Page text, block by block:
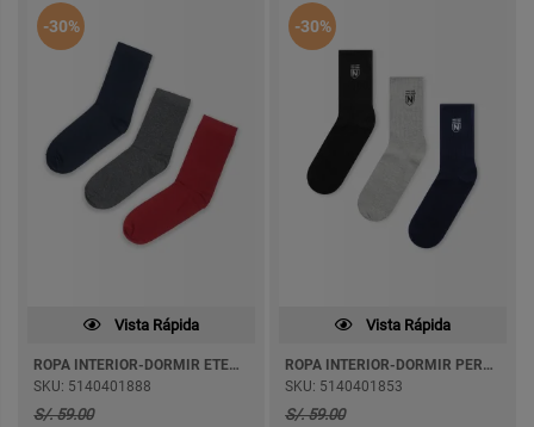
-30%
Vista Rápida
ROPA INTERIOR-DORMIR ETERNED11
SKU: 5140401888
S/. 59.00
-30%
Vista Rápida
ROPA INTERIOR-DORMIR PEREYRA
SKU: 5140401853
S/. 59.00